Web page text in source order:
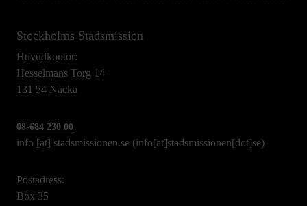
Stockholms Stadsmission
Huvudkontor:
Hesselmans Torg 14
131 54 Nacka
08-684 230 00
info [at] stadsmissionen.se (info[at]stadsmissionen[dot]se)
Postadress:
Box 35